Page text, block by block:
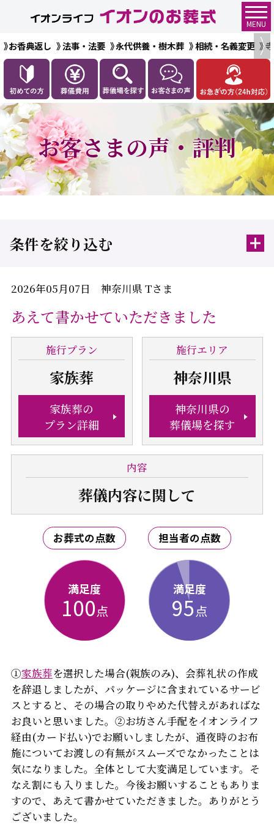
MENU
お香典返し 法事・法要 永代供養・樹木葬 相続・名義変更
お客さまの声・評判
条件を絞り込む
2026年05月07日 神奈川県 Tさま
あえて書かせていただきました
施行プラン
家族葬
家族葬の
プラン詳細
施行エリア
神奈川県
神奈川県の
葬儀場を探す
内容
葬儀内容に関して
お葬式の点数
満足度
100点
担当者の点数
満足度
95点
①家族葬を選択した場合(親族のみ)、会葬礼状の作成
を辞退しましたが、パッケージに含まれているサービ
スとすると、その場合の取りやめた代替えがあればな
お良いと思いました。②お坊さん手配をイオンライフ
経由(カード払い)でお願いしましたが、通夜時のお布
施についてお渡しの有無がスムーズでなかったことは
気になりました。全体として大変満足しています。そ
なえ割にも入りました。今後お願いすることもありま
すので、あえて書かせていただきました。ありがとう
ございました。